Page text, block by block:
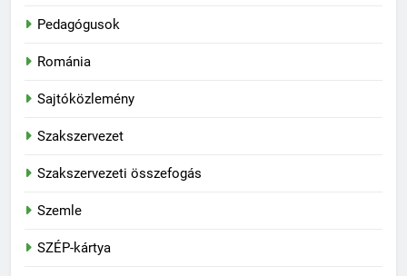
Pedagógusok
Románia
Sajtóközlemény
Szakszervezet
Szakszervezeti összefogás
Szemle
SZÉP-kártya